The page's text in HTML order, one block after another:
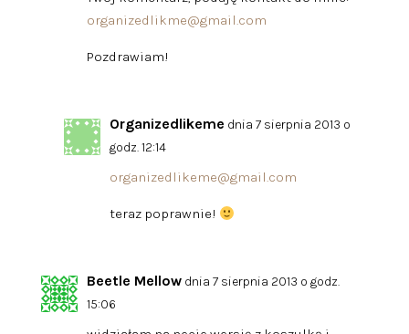
organizedlikme@gmail.com
Pozdrawiam!
Organizedlikeme dnia 7 sierpnia 2013 o
godz. 12:14
organizedlikeme@gmail.com
teraz poprawnie!
Beetle Mellow dnia 7 sierpnia 2013 o godz.
15:06